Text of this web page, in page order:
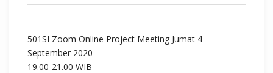
501SI Zoom Online Project Meeting Jumat 4
September 2020
19.00-21.00 WIB